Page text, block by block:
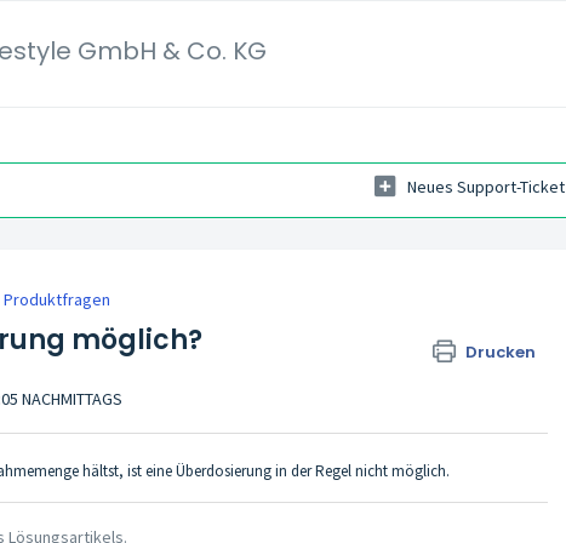
GmbH & Co. KG
Neues Support-Ticket
Produktfragen
möglich? Drucken
NACHMITTAGS
hältst, ist eine Überdosierung in der Regel nicht möglich.
Lösungsartikels.